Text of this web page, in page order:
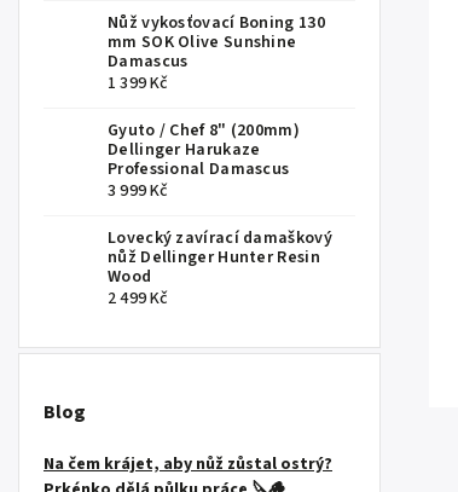
Nůž vykosťovací Boning 130
mm SOK Olive Sunshine
Damascus
1 399 Kč
Gyuto / Chef 8" (200mm)
Dellinger Harukaze
Professional Damascus
3 999 Kč
Lovecký zavírací damaškový
nůž Dellinger Hunter Resin
Wood
2 499 Kč
Blog
Na čem krájet, aby nůž zůstal ostrý?